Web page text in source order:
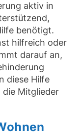
aktiv in
benötigt.
hilfreich oder
darauf an,
diese Hilfe
Mitglieder